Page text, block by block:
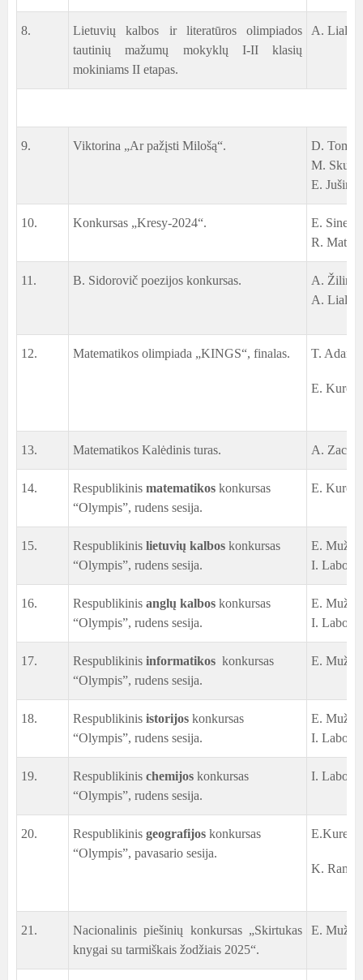
8.
Lietuvių kalbos ir literatūros olimpiados
tautinių mažumų mokyklų I-II klasių
mokiniams II etapas.
A.
9. Viktorina „Ar pažįsti Milošą“.
D.
M.
E.
10. Konkursas „Kresy-2024“.
E.
R.
11. B. Sidorovič poezijos konkursas.
A.
A.
12. Matematikos olimpiada „KINGS“, finalas. T.
E. Kurec,
13. Matematikos Kalėdinis turas. A.
14. Respublikinis matematikos konkursas
“Olympis”, rudens sesija.
E. Kurec,
15. Respublikinis lietuvių kalbos konkursas
“Olympis”, rudens sesija.
E.
I.
16. Respublikinis anglų kalbos konkursas
“Olympis”, rudens sesija.
E.
I.
17. Respublikinis informatikos konkursas
“Olympis”, rudens sesija.
E.
18. Respublikinis istorijos konkursas
“Olympis”, rudens sesija.
E.
I.
19. Respublikinis chemijos konkursas
“Olympis”, rudens sesija.
I.
20. Respublikinis geografijos konkursas
“Olympis”, pavasario sesija.
E.Kurec,
K.
21.
Nacionalinis piešinių konkursas „Skirtukas
knygai su tarmiškais žodžiais 2025“.
E.